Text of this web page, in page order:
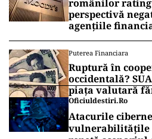
românilor
perspectivă
agențiile
Puterea Financiara
Ruptură în
occidentală?
piața valutară
Oficiuldestiri.ro
Atacurile
vulnerabilitățile